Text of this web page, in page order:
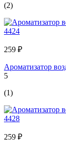
(2)
259 ₽
Ароматизатор
5
(1)
259 ₽